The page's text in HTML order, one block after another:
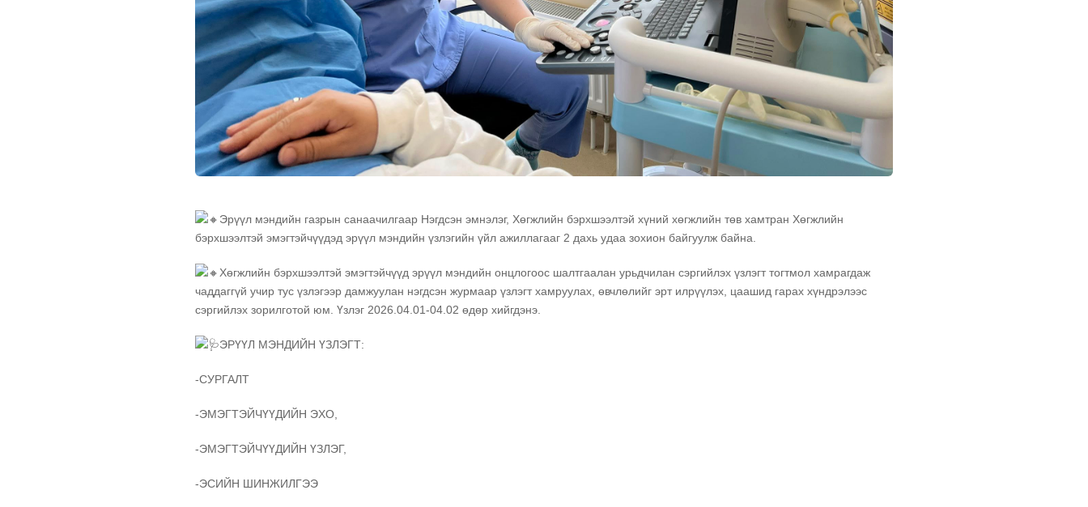
Эрүүл мэндийн газрын санаачилгаар Нэгдсэн эмнэлэг, Хөгжлийн бэрхшээлтэй хүний хөгжлийн төв хамтран Хөгжлийн
бэрхшээлтэй эмэгтэйчүүдэд эрүүл мэндийн үзлэгийн үйл ажиллагааг 2 дахь удаа зохион байгуулж байна.
Хөгжлийн бэрхшээлтэй эмэгтэйчүүд эрүүл мэндийн онцлогоос шалтгаалан урьдчилан сэргийлэх үзлэгт тогтмол хамрагдаж
чаддаггүй учир тус үзлэгээр дамжуулан нэгдсэн журмаар үзлэгт хамруулах, өвчлөлийг эрт илрүүлэх, цаашид гарах хүндрэлээс
сэргийлэх зорилготой юм. Үзлэг 2026.04.01-04.02 өдөр хийгдэнэ.
ЭРҮҮЛ МЭНДИЙН ҮЗЛЭГТ:
-СУРГАЛТ
-ЭМЭГТЭЙЧҮҮДИЙН ЭХО,
-ЭМЭГТЭЙЧҮҮДИЙН ҮЗЛЭГ,
-ЭСИЙН ШИНЖИЛГЭЭ